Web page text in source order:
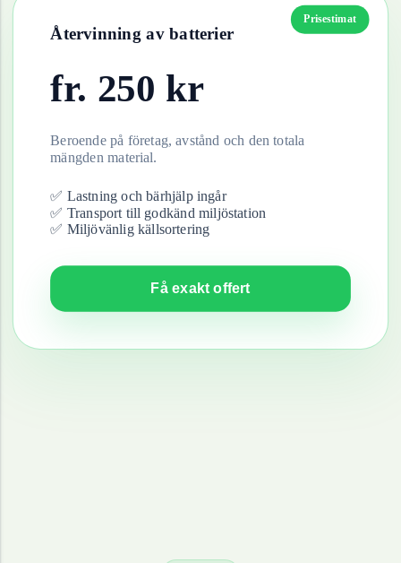
Prisestimat
Återvinning av batterier
fr. 250 kr
Beroende på företag, avstånd och den totala
mängden material.
✅ Lastning och bärhjälp ingår
✅ Transport till godkänd miljöstation
✅ Miljövänlig källsortering
Få exakt offert